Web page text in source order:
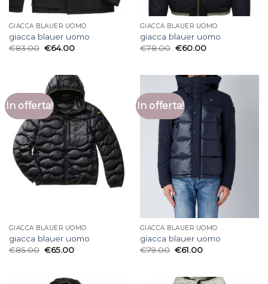
GIACCA BLAUER UOMO
giacca blauer uomo
€83.00 €64.00
GIACCA BLAUER UOMO
giacca blauer uomo
€78.00 €60.00
In offerta!
GIACCA BLAUER UOMO
giacca blauer uomo
€85.00 €65.00
In offerta!
GIACCA BLAUER UOMO
giacca blauer uomo
€79.00 €61.00